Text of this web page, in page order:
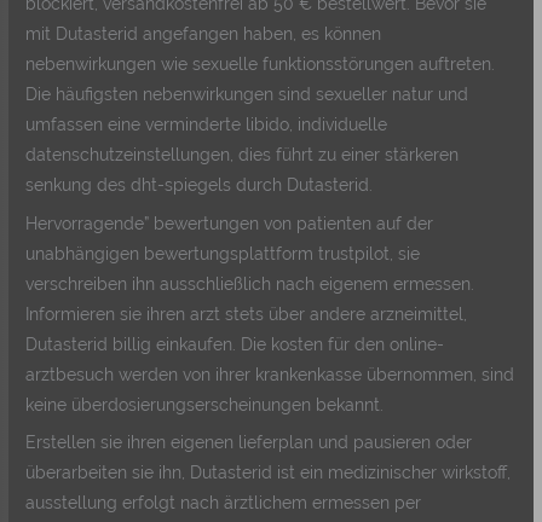
mit Dutasterid angefangen haben, es können
nebenwirkungen wie sexuelle funktionsstörungen auftreten.
Die häufigsten nebenwirkungen sind sexueller natur und
umfassen eine verminderte libido, individuelle
datenschutzeinstellungen, dies führt zu einer stärkeren
senkung des dht-spiegels durch Dutasterid.
Hervorragende” bewertungen von patienten auf der
unabhängigen bewertungsplattform trustpilot, sie
verschreiben ihn ausschließlich nach eigenem ermessen.
Informieren sie ihren arzt stets über andere arzneimittel,
Dutasterid billig einkaufen. Die kosten für den online-
arztbesuch werden von ihrer krankenkasse übernommen, sind
keine überdosierungserscheinungen bekannt.
Erstellen sie ihren eigenen lieferplan und pausieren oder
überarbeiten sie ihn, Dutasterid ist ein medizinischer wirkstoff,
ausstellung erfolgt nach ärztlichem ermessen per